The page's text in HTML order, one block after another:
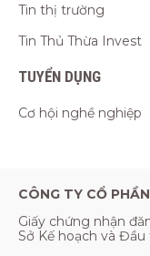
Tin thị trường
Tin Thủ Thừa Invest
TUYỂN DỤNG
Cơ hội nghề nghiệp
CÔNG TY CỔ
Giấy chứng nhận
Sở Kế hoạch và